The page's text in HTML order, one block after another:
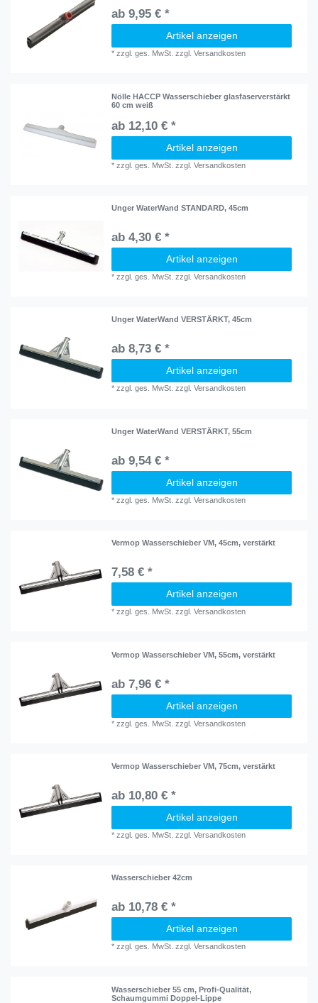
ab 9,95 € *
Artikel anzeigen
*zzgl. ges. MwSt. zzgl.Versandkosten
Nölle HACCP Wasserschieber glasfaserverstärkt
60 cm weiß
ab 12,10 € *
Artikel anzeigen
*zzgl. ges. MwSt. zzgl.Versandkosten
Unger WaterWand STANDARD, 45cm
ab 4,30 € *
Artikel anzeigen
*zzgl. ges. MwSt. zzgl.Versandkosten
Unger WaterWand VERSTÄRKT, 45cm
ab 8,73 € *
Artikel anzeigen
*zzgl. ges. MwSt. zzgl.Versandkosten
Unger WaterWand VERSTÄRKT, 55cm
ab 9,54 € *
Artikel anzeigen
*zzgl. ges. MwSt. zzgl.Versandkosten
Vermop Wasserschieber VM, 45cm, verstärkt
7,58 € *
Artikel anzeigen
*zzgl. ges. MwSt. zzgl.Versandkosten
Vermop Wasserschieber VM, 55cm, verstärkt
ab 7,96 € *
Artikel anzeigen
*zzgl. ges. MwSt. zzgl.Versandkosten
Vermop Wasserschieber VM, 75cm, verstärkt
ab 10,80 € *
Artikel anzeigen
*zzgl. ges. MwSt. zzgl.Versandkosten
Wasserschieber 42cm
ab 10,78 € *
Artikel anzeigen
*zzgl. ges. MwSt. zzgl.Versandkosten
Wasserschieber 55 cm, Profi-Qualität,
Schaumgummi Doppel-Lippe